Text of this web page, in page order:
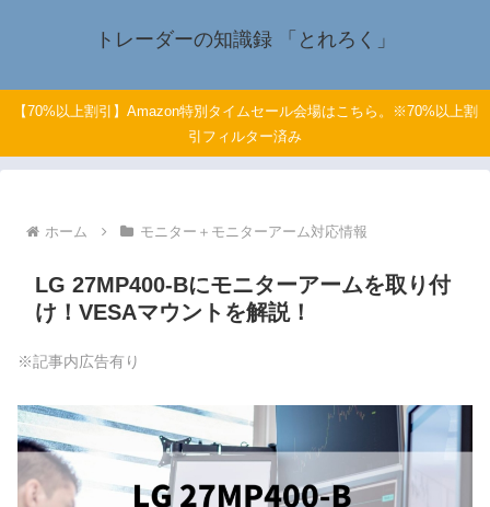
トレーダーの知識録 「とれろく」
【70%以上割引】Amazon特別タイムセール会場はこちら。※70%以上割
引フィルター済み
ホーム モニター＋モニターアーム対応情報
LG 27MP400-Bにモニターアームを取り付
け！VESAマウントを解説！
※記事内広告有り